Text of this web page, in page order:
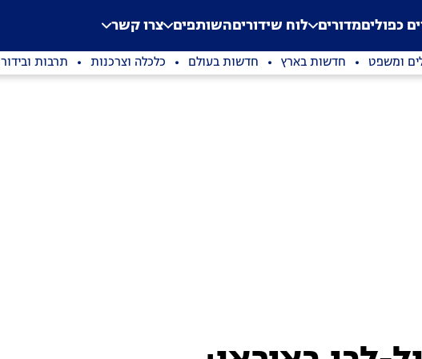
Application error: a
. כפוליםמדורים לוח שידוריםהשותפים צרו קשר
ומשפט חדשות בארץ חדשות בעולם כלכלה וצרכנות תרבות ובידור